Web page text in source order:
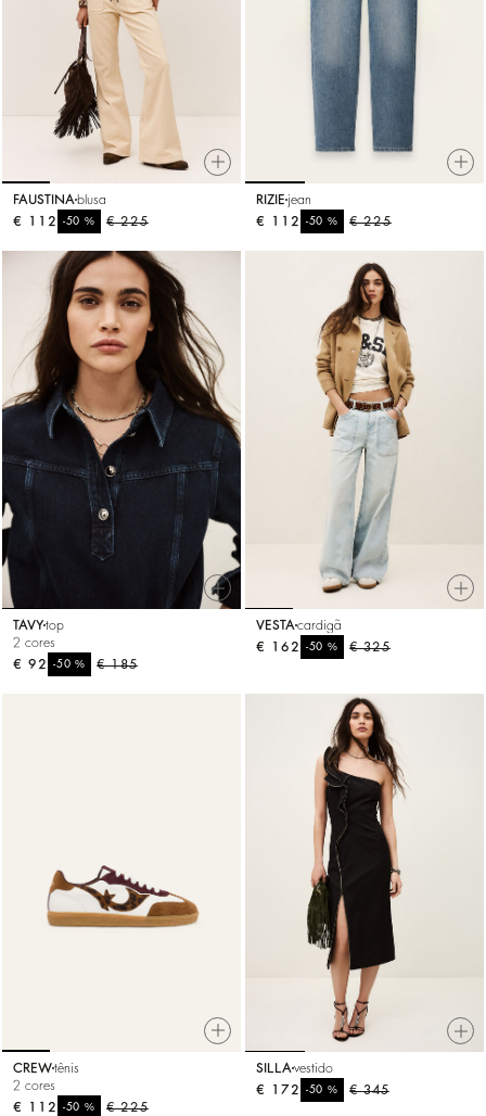
FAUSTINA blusa
€ 225
-50%
€ 112
RIZIE jean
€ 225
-50%
€ 112
TAVYtop
2 cores
€ 185
-50%
€ 92
VESTA cardigã
€ 325
-50%
€ 162
CREWtênis
2 cores
€ 225
-50%
€ 112
SILLA vestido
€ 345
-50%
€ 172